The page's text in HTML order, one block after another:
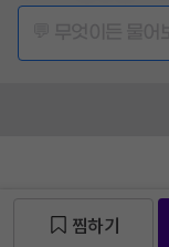
찜하기